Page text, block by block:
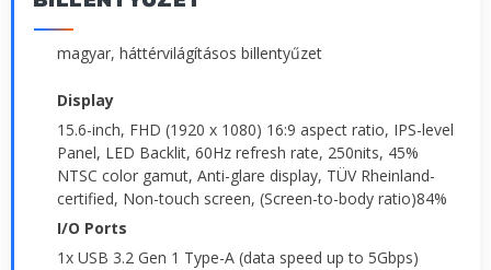
magyar, háttérvilágításos billentyűzet
Display
15.6-inch, FHD (1920 x 1080) 16:9 aspect ratio, IPS-level
Panel, LED Backlit, 60Hz refresh rate, 250nits, 45%
NTSC color gamut, Anti-glare display, TÜV Rheinland-
certified, Non-touch screen, (Screen-to-body ratio)84%
I/O Ports
1x USB 3.2 Gen 1 Type-A (data speed up to 5Gbps)